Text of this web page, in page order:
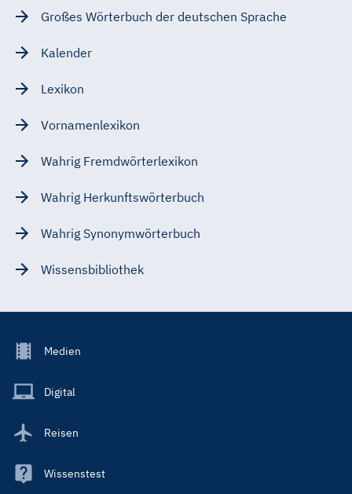
Großes Wörterbuch der deutschen Sprache
Kalender
Lexikon
Vornamenlexikon
Wahrig Fremdwörterlexikon
Wahrig Herkunftswörterbuch
Wahrig Synonymwörterbuch
Wissensbibliothek
Footer
Main
Medien
Digital
Reisen
Wissenstest